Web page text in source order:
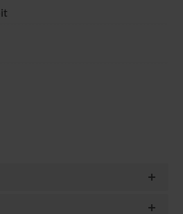
it